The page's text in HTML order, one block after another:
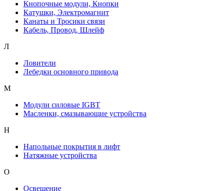
Кнопочные модули, Кнопки
Катушки, Электромагнит
Канаты и Тросики связи
Кабель, Провод, Шлейф
Л
Ловители
Лебедки основного привода
М
Модули силовые IGBT
Масленки, смазывающие устройства
Н
Напольные покрытия в лифт
Натяжные устройства
О
Освещение